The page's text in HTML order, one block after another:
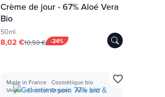
Crème de jour - 67% Aloé Vera
Bio
50ml
-24%
8,02 €10,50 €
Made in France
Cosmétique bio
Vegan Cosmos Organic Aloe actif
favorite_border